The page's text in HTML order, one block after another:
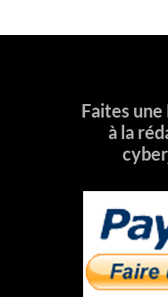
Faites
à la